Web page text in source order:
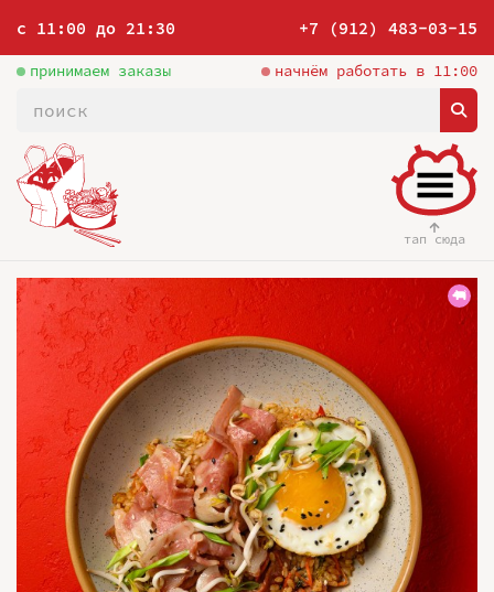
с 11:00 до 21:30 +7 (912) 483-03-15
принимаем заказы начнём работать в 11:00
тап сюда